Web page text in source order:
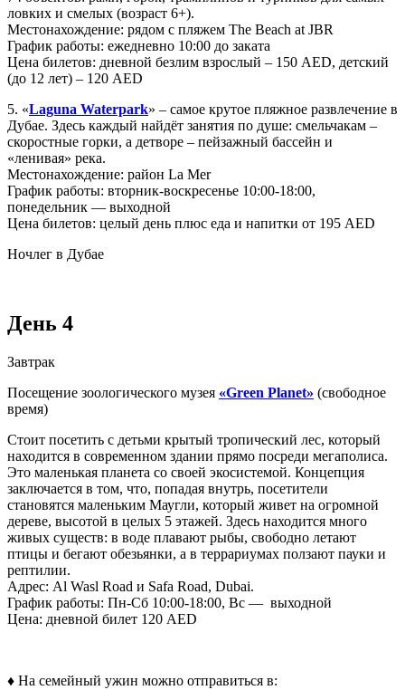
ловких и смелых (возраст 6+).
Местонахождение: рядом с пляжем The Beach at JBR
График работы: ежедневно 10:00 до заката
Цена билетов: дневной безлим взрослый – 150 AED, детский
(до 12 лет) – 120 AED
5. «Laguna Waterpark» – самое крутое пляжное развлечение в
Дубае. Здесь каждый найдёт занятия по душе: смельчакам –
скоростные горки, а детворе – пейзажный бассейн и
«ленивая» река.
Местонахождение: район La Mer
График работы: вторник-воскресенье 10:00-18:00,
понедельник — выходной
Цена билетов: целый день плюс еда и напитки от 195 AED
Ночлег в Дубае
День 4
Завтрак
Посещение зоологического музея «Green Planet» (свободное
время)
Стоит посетить с детьми крытый тропический лес, который
находится в современном здании прямо посреди мегаполиса.
Это маленькая планета со своей экосистемой. Концепция
заключается в том, что, попадая внутрь, посетители
становятся маленьким Маугли, который живет на огромной
дереве, высотой в целых 5 этажей. Здесь находится много
живых существ: в воде плавают рыбы, свободно летают
птицы и бегают обезьянки, а в террариумах ползают пауки и
рептилии.
Адрес: Al Wasl Road и Safa Road, Dubai.
График работы: Пн-Сб 10:00-18:00, Вс — выходной
Цена: дневной билет 120 AED
♦ На семейный ужин можно отправиться в: